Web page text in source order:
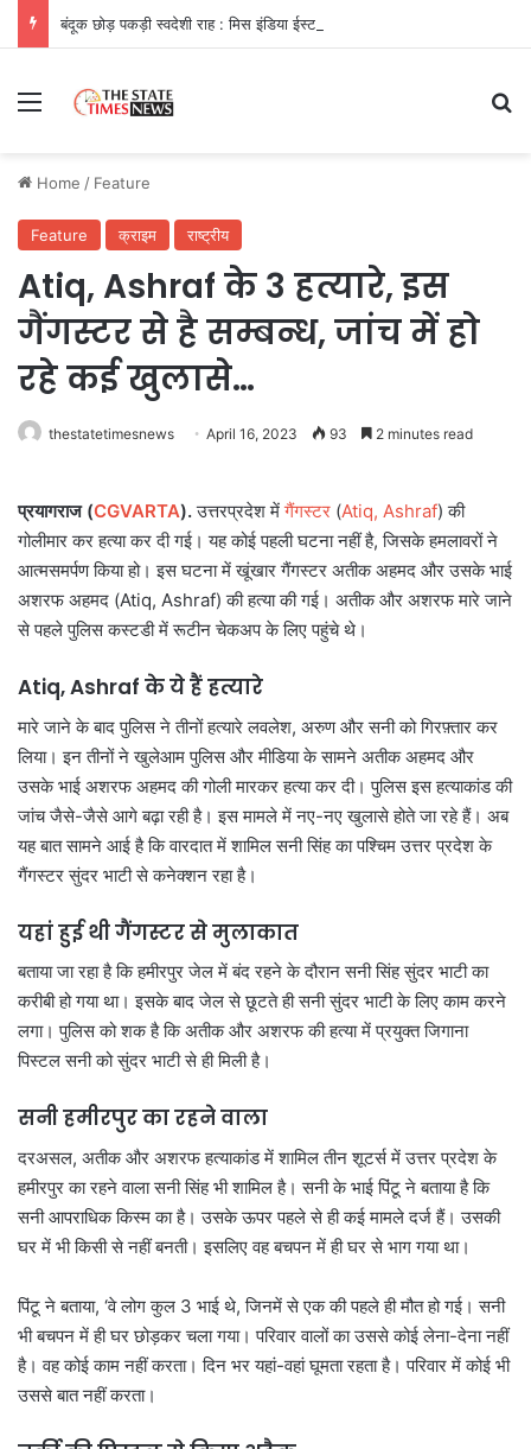
Menu
Home / Feature
Feature क्राइम राष्ट्रीय
Atiq, Ashraf के 3 हत्यारे, इस
गैंगस्टर से है सम्बन्ध, जांच में हो
रहे कई खुलासे…
thestatetimesnews April 16, 2023 93 2 minutes read
प्रयागराज (CGVARTA).उत्तरप्रदेश मेंगैंगस्टर (Atiq, Ashraf) की
गोलीमार कर हत्या कर दी गई। यह कोई पहली घटना नहीं है, जिसके हमलावरों ने
आत्मसमर्पण किया हो। इस घटना में खूंखार गैंगस्टर अतीक अहमद और उसके भाई
अशरफ अहमद (Atiq, Ashraf) की हत्या की गई। अतीक और अशरफ मारे जाने
से पहले पुलिस कस्टडी में रूटीन चेकअप के लिए पहुंचे थे।
Atiq, Ashraf के ये हैं हत्यारे
मारे जाने के बाद पुलिस ने तीनों हत्यारे लवलेश, अरुण और सनी को गिरफ़्तार कर
लिया। इन तीनों ने खुलेआम पुलिस और मीडिया के सामने अतीक अहमद और
उसके भाई अशरफ अहमद की गोली मारकर हत्या कर दी। पुलिस इस हत्याकांड की
जांच जैसे-जैसे आगे बढ़ा रही है। इस मामले में नए-नए खुलासे होते जा रहे हैं। अब
यह बात सामने आई है कि वारदात में शामिल सनी सिंह का पश्चिम उत्तर प्रदेश के
गैंगस्टर सुंदर भाटी से कनेक्शन रहा है।
यहां हुई थी गैंगस्टर से मुलाकात
बताया जा रहा है कि हमीरपुर जेल में बंद रहने के दौरान सनी सिंह सुंदर भाटी का
करीबी हो गया था। इसके बाद जेल से छूटते ही सनी सुंदर भाटी के लिए काम करने
लगा। पुलिस को शक है कि अतीक और अशरफ की हत्या में प्रयुक्त जिगाना
पिस्टल सनी को सुंदर भाटी से ही मिली है।
सनी हमीरपुर का रहने वाला
दरअसल, अतीक और अशरफ हत्याकांड में शामिल तीन शूटर्स में उत्तर प्रदेश के
हमीरपुर का रहने वाला सनी सिंह भी शामिल है। सनी के भाई पिंटू ने बताया है कि
सनी आपराधिक किस्म का है। उसके ऊपर पहले से ही कई मामले दर्ज हैं। उसकी
घर में भी किसी से नहीं बनती। इसलिए वह बचपन में ही घर से भाग गया था।
पिंटू ने बताया, ‘वे लोग कुल 3 भाई थे, जिनमें से एक की पहले ही मौत हो गई। सनी
भी बचपन में ही घर छोड़कर चला गया। परिवार वालों का उससे कोई लेना-देना नहीं
है। वह कोई काम नहीं करता। दिन भर यहां-वहां घूमता रहता है। परिवार में कोई भी
उससे बात नहीं करता।